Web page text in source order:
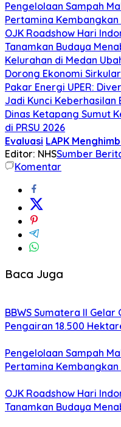
Pengelolaan Sampah
Pertamina
OJK Roadshow Hari
Tanamkan Budaya
Kelurahan di Medan
Dorong Ekonomi
Pakar Energi UPER:
Jadi Kunci Keberhasilan
Dinas Ketapang Sumut
di PRSU 2026
Evaluasi LAPK
Editor: NHSSumber
Komentar
Baca Juga
BBWS Sumatera II
Pengairan 18.500
Pengelolaan Sampah
Pertamina
OJK Roadshow Hari
Tanamkan Budaya